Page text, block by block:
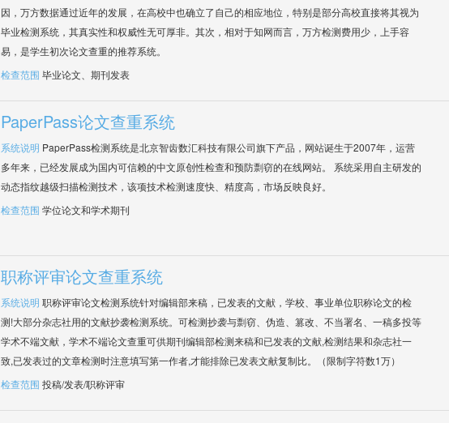
因，万方数据通过近年的发展，在高校中也确立了自己的相应地位，特别是部分高校直接将其视为
毕业检测系统，其真实性和权威性无可厚非。其次，相对于知网而言，万方检测费用少，上手容
易，是学生初次论文查重的推荐系统。
检查范围 毕业论文、期刊发表
PaperPass论文查重系统
系统说明 PaperPass检测系统是北京智齿数汇科技有限公司旗下产品，网站诞生于2007年，运营
多年来，已经发展成为国内可信赖的中文原创性检查和预防剽窃的在线网站。 系统采用自主研发的
动态指纹越级扫描检测技术，该项技术检测速度快、精度高，市场反映良好。
检查范围 学位论文和学术期刊
职称评审论文查重系统
系统说明 职称评审论文检测系统针对编辑部来稿，已发表的文献，学校、事业单位职称论文的检
测!大部分杂志社用的文献抄袭检测系统。可检测抄袭与剽窃、伪造、篡改、不当署名、一稿多投等
学术不端文献，学术不端论文查重可供期刊编辑部检测来稿和已发表的文献,检测结果和杂志社一
致,已发表过的文章检测时注意填写第一作者,才能排除已发表文献复制比。（限制字符数1万）
检查范围 投稿/发表/职称评审